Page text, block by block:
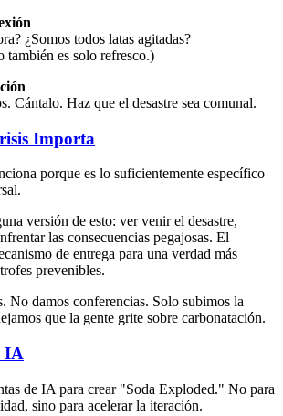
¿Somos todos latas agitadas?
también es solo refresco.)
Cántalo. Haz que el desastre sea comunal.
Importa
porque es lo suficientemente específico
versión de esto: ver venir el desastre,
las consecuencias pegajosas. El
de entrega para una verdad más
prevenibles.
No damos conferencias. Solo subimos la
que la gente grite sobre carbonatación.
IA
de IA para crear "Soda Exploded." No para
sino para acelerar la iteración.